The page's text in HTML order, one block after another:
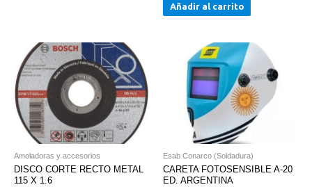
Añadir al carrito
Amoladoras y accesorios
DISCO CORTE RECTO METAL
115 X 1.6
Esab Conarco (Soldadura)
CARETA FOTOSENSIBLE A-20
ED. ARGENTINA